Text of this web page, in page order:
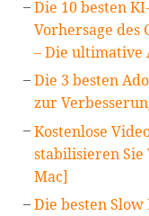
Die 10 besten
Vorhersage des
– Die ultimative
Die 3 besten
zur
Kostenlose
stabilisieren Sie
Mac]
Die besten